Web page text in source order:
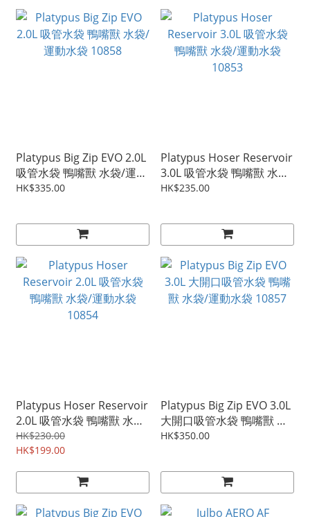
Platypus Big Zip EVO 2.0L
吸管水袋 鴨嘴獸 水袋/運動
水袋 10858
HK$335.00
Platypus Hoser Reservoir
3.0L 吸管水袋 鴨嘴獸 水袋/
運動水袋 10853
HK$235.00
Platypus Hoser Reservoir
2.0L 吸管水袋 鴨嘴獸 水袋/
運動水袋 10854
HK$230.00
HK$199.00
Platypus Big Zip EVO 3.0L
大開口吸管水袋 鴨嘴獸 水
袋/運動水袋 10857
HK$350.00